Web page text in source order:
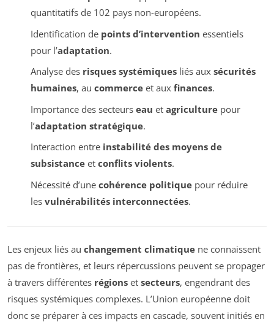
quantitatifs de 102 pays non-européens.
Identification de points d’intervention essentiels
pour l’adaptation.
Analyse des risques systémiquesliés aux sécurités
humaines, au commerceet aux finances.
Importance des secteurs eau et agriculturepour
l’adaptation stratégique.
Interaction entre instabilité des moyens de
subsistanceet conflits violents.
Nécessité d’une cohérence politiquepour réduire
les vulnérabilités interconnectées.
Les enjeux liés au changement climatique ne connaissent
pas de frontières, et leurs répercussions peuvent se propager
à travers différentes régions et secteurs, engendrant des
risques systémiques complexes. L’Union européenne doit
donc se préparer à ces impacts en cascade, souvent initiés en